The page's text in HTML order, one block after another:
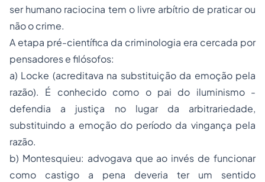
ser humano raciocina tem o livre arbítrio de praticar ou
não o crime.
A etapa pré-científica da criminologia era cercada por
pensadores e filósofos:
a) Locke (acreditava na substituição da emoção pela
razão). É conhecido como o pai do iluminismo -
defendia a justiça no lugar da arbitrariedade,
substituindo a emoção do período da vingança pela
razão.
b) Montesquieu: advogava que ao invés de funcionar
como castigo a pena deveria ter um sentido